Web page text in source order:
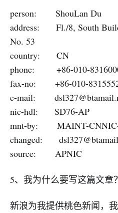
person: ShouLan Du
address: Fl./8, South
No. 53
country: CN
phone: +86-010-
fax-no: +86-010-
e-mail:
nic-hdl: SD76-AP
mnt-by: MAINT-
changed:
source: APNIC
5、我为什么要写这篇文章？
新浪为我提供桃色新闻，